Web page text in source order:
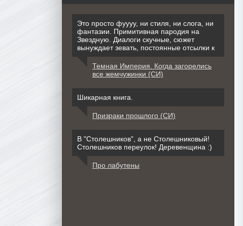
Это просто фуууу, ни стиля, ни слога, ни
фантазии. Примитивная пародия на
Звездную. Диалоги скучные, сюжет
вынуждает зевать, постоянные отсылки к
Темная Империя. Когда загорелись
все жемчужинки (СИ)
Шикарная книга.
Призраки прошлого (СИ)
В "Столешников", а не Столешниковый!
Столешников переулок! Деревенщина :)
Про лабутены